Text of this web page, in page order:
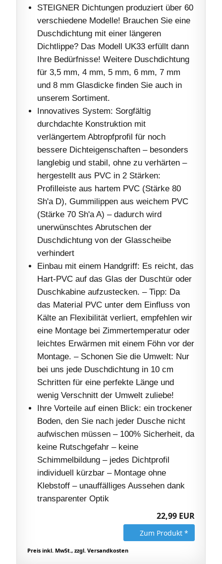
STEIGNER Dichtungen produziert über 60
verschiedene Modelle! Brauchen Sie eine
Duschdichtung mit einer längeren
Dichtlippe? Das Modell UK33 erfüllt dann
Ihre Bedürfnisse! Weitere Duschdichtung
für 3,5 mm, 4 mm, 5 mm, 6 mm, 7 mm
und 8 mm Glasdicke finden Sie auch in
unserem Sortiment.
Innovatives System: Sorgfältig
durchdachte Konstruktion mit
verlängertem Abtropfprofil für noch
bessere Dichteigenschaften – besonders
langlebig und stabil, ohne zu verhärten –
hergestellt aus PVC in 2 Stärken:
Profilleiste aus hartem PVC (Stärke 80
Sh'a D), Gummilippen aus weichem PVC
(Stärke 70 Sh'a A) – dadurch wird
unerwünschtes Abrutschen der
Duschdichtung von der Glasscheibe
verhindert
Einbau mit einem Handgriff: Es reicht, das
Hart-PVC auf das Glas der Duschtür oder
Duschkabine aufzustecken. – Tipp: Da
das Material PVC unter dem Einfluss von
Kälte an Flexibilität verliert, empfehlen wir
eine Montage bei Zimmertemperatur oder
leichtes Erwärmen mit einem Föhn vor der
Montage. – Schonen Sie die Umwelt: Nur
bei uns jede Duschdichtung in 10 cm
Schritten für eine perfekte Länge und
wenig Verschnitt der Umwelt zuliebe!
Ihre Vorteile auf einen Blick: ein trockener
Boden, den Sie nach jeder Dusche nicht
aufwischen müssen – 100% Sicherheit, da
keine Rutschgefahr – keine
Schimmelbildung – jedes Dichtprofil
individuell kürzbar – Montage ohne
Klebstoff – unauffälliges Aussehen dank
transparenter Optik
22,99 EUR
Zum Produkt *
Preis inkl. MwSt., zzgl. Versandkosten